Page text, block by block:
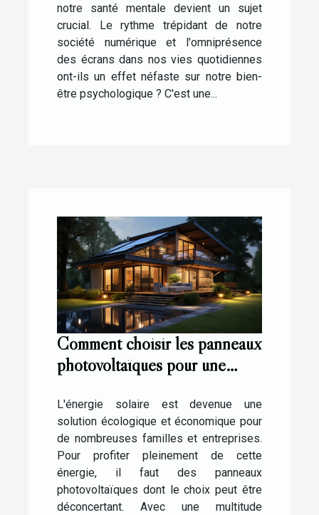
notre santé mentale devient un sujet
crucial. Le rythme trépidant de notre
société numérique et l'omniprésence
des écrans dans nos vies quotidiennes
ont-ils un effet néfaste sur notre bien-
être psychologique ? C'est une...
Comment choisir les panneaux
photovoltaïques pour une
L'énergie solaire est devenue une
solution écologique et économique pour
de nombreuses familles et entreprises.
Pour profiter pleinement de cette
énergie, il faut des panneaux
photovoltaïques dont le choix peut être
déconcertant. Avec une multitude